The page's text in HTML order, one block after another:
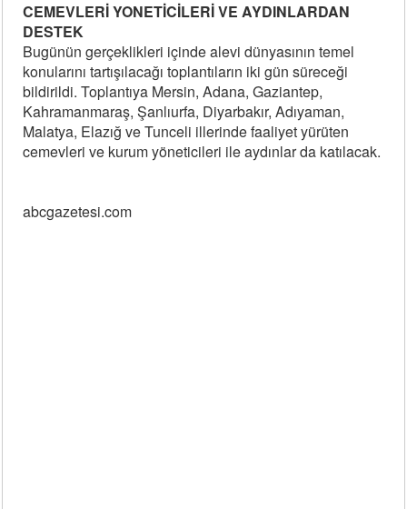
CEMEVLERİ YONETİCİLERİ VE AYDINLARDAN
DESTEK
Bugünün gerçeklikleri içinde alevi dünyasının temel
konularını tartışılacağı toplantıların iki gün süreceği
bildirildi. Toplantıya Mersin, Adana, Gaziantep,
Kahramanmaraş, Şanlıurfa, Diyarbakır, Adıyaman,
Malatya, Elazığ ve Tunceli illerinde faaliyet yürüten
cemevleri ve kurum yöneticileri ile aydınlar da katılacak.
abcgazetesi.com